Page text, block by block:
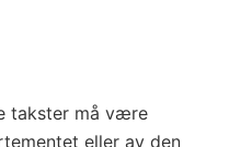
takster må være
eller av den